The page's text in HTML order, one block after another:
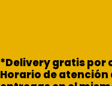
*Delivery gratis por
Horario de atención